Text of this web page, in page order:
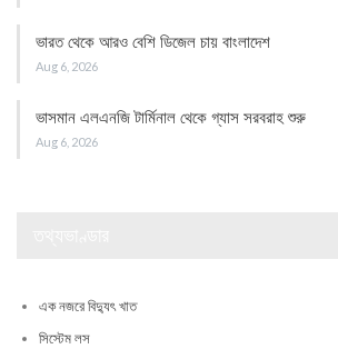
ভারত থেকে আরও বেশি ডিজেল চায় বাংলাদেশ
Aug 6, 2026
ভাসমান এলএনজি টার্মিনাল থেকে গ্যাস সরবরাহ শুরু
Aug 6, 2026
এক নজরে বিদ্যুৎ খাত
সিস্টেম লস